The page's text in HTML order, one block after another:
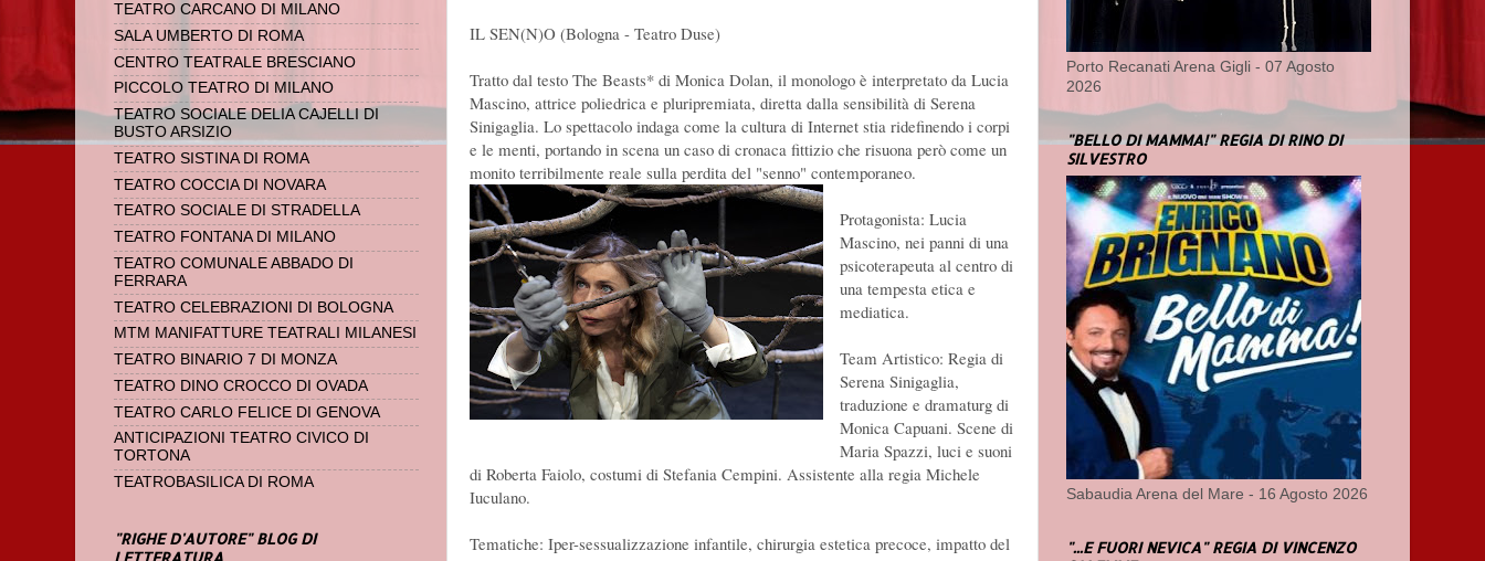
IL SEN(N)O (Bologna - Teatro Duse)
Tratto dal testo The Beasts* di Monica Dolan, il monologo è interpretato da Lucia
Mascino, attrice poliedrica e pluripremiata, diretta dalla sensibilità di Serena
Sinigaglia. Lo spettacolo indaga come la cultura di Internet stia ridefinendo i corpi
e le menti, portando in scena un caso di cronaca fittizio che risuona però come un
monito terribilmente reale sulla perdita del "senno" contemporaneo.
Protagonista: Lucia
Mascino, nei panni di una
psicoterapeuta al centro di
una tempesta etica e
mediatica.
Team Artistico: Regia di
Serena Sinigaglia,
traduzione e dramaturg di
Monica Capuani. Scene di
Maria Spazzi, luci e suoni
di Roberta Faiolo, costumi di Stefania Cempini. Assistente alla regia Michele
Iuculano.
Tematiche: Iper-sessualizzazione infantile, chirurgia estetica precoce, impatto del
TEATRO CARCANO DI MILANO
SALA UMBERTO DI ROMA
CENTRO TEATRALE BRESCIANO
PICCOLO TEATRO DI MILANO
TEATRO SOCIALE DELIA CAJELLI DI
BUSTO ARSIZIO
TEATRO SISTINA DI ROMA
TEATRO COCCIA DI NOVARA
TEATRO SOCIALE DI STRADELLA
TEATRO FONTANA DI MILANO
TEATRO COMUNALE ABBADO DI
FERRARA
TEATRO CELEBRAZIONI DI BOLOGNA
MTM MANIFATTURE TEATRALI MILANESI
TEATRO BINARIO 7 DI MONZA
TEATRO DINO CROCCO DI OVADA
TEATRO CARLO FELICE DI GENOVA
ANTICIPAZIONI TEATRO CIVICO DI
TORTONA
TEATROBASILICA DI ROMA
"RIGHE D'AUTORE" BLOG DI
LETTERATURA
Porto Recanati Arena Gigli - 07 Agosto
2026
"BELLO DI MAMMA!" REGIA DI RINO DI
SILVESTRO
Sabaudia Arena del Mare - 16 Agosto 2026
"...E FUORI NEVICA" REGIA DI VINCENZO